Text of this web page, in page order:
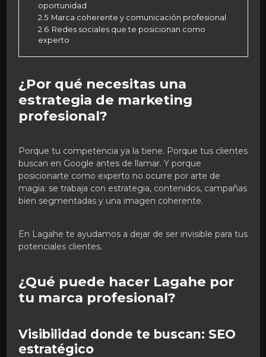
oportunidad
2.5 Marca coherente y comunicación profesional
2.6 Redes sociales que te posicionan como
experto
¿Por qué necesitas una
estrategia de marketing
profesional?
Porque tu competencia ya la tiene. Porque tus clientes
buscan en Google antes de llamar. Y porque
posicionarte como experto no ocurre por arte de
magia: se trabaja con estrategia, contenidos, campañas
bien segmentadas y una imagen coherente.
En Lagahe te ayudamos a dejar de ser invisible para tus
potenciales clientes.
¿Qué puede hacer Lagahe por
tu marca profesional?
Visibilidad donde te buscan: SEO
estratégico